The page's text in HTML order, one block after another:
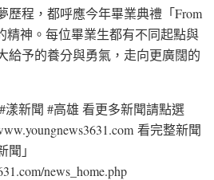
歷程，都呼應今年畢業典禮「From
精神。每位畢業生都有不同起點與
給予的養分與勇氣，走向更廣闊的
漾新聞 #高雄 看更多新聞請點選
看完整新聞
聞」
news_home.php